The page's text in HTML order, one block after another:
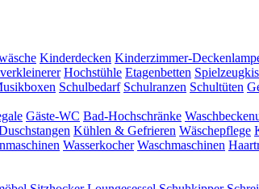
Kinderdecken Kinderzimmer-
Hochstühle Etagenbetten
Schulbedarf Schulranzen Schultüten
Gäste-WC Bad-Hochschränke
Kühlen & Gefrieren Wäschepflege
Wasserkocher Waschmaschinen